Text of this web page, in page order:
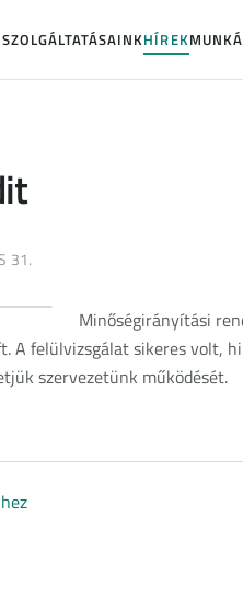
SZOLGÁLTATÁSAINKHÍREK
31.
Minőségirányítási
A felülvizsgálat sikeres volt,
szervezetünk működését.